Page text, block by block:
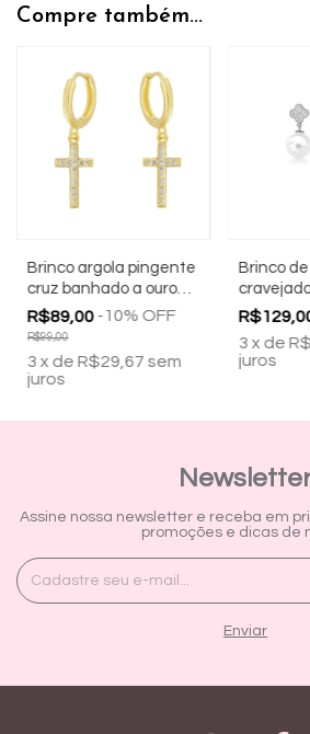
Compre também...
Brinco argola pingente
cruz banhado a ouro
18k
R$89,00-10% OFF
R$99,00
3 xde R$29,67 sem
juros
Brinco
banhado
3 xde
juros
Assine nossa newsletter e receba em
promoções e dicas de